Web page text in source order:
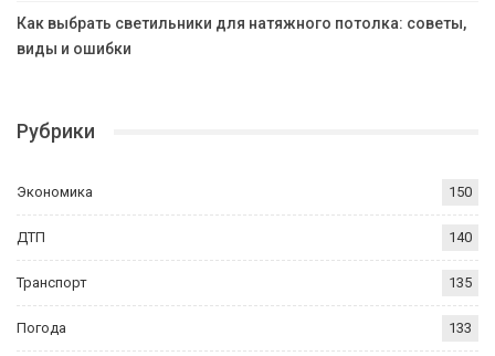
Как выбрать светильники для натяжного потолка: советы,
виды и ошибки
Рубрики
Экономика 150
ДТП 140
Транспорт 135
Погода 133